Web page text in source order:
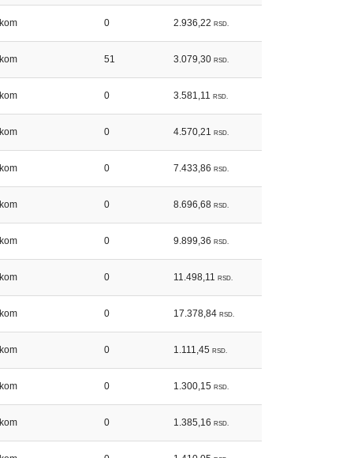
kom 0 2.936,22 RSD.
kom 51 3.079,30 RSD.
kom 0 3.581,11 RSD.
kom 0 4.570,21 RSD.
kom 0 7.433,86 RSD.
kom 0 8.696,68 RSD.
kom 0 9.899,36 RSD.
kom 0 11.498,11 RSD.
kom 0 17.378,84 RSD.
kom 0 1.111,45 RSD.
kom 0 1.300,15 RSD.
kom 0 1.385,16 RSD.